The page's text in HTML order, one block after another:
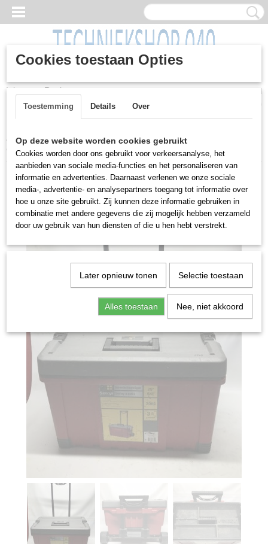
Inloggen Registreren
Home >(Werkplaats) Inrichting >Opbergbakken / Kisten
Gereedschapstrolley, Sencys en Praxis
Cookies toestaan Opties
Toestemming Details Over
Op deze website worden cookies gebruikt
Cookies worden door ons gebruikt voor verkeersanalyse, het
aanbieden van sociale media-functies en het personaliseren van
informatie en advertenties. Daarnaast verlenen we onze sociale
media-, advertentie- en analysepartners toegang tot informatie over
hoe u onze site gebruikt. Zij kunnen deze informatie gebruiken in
combinatie met andere gegevens die zij mogelijk hebben verzameld
door uw gebruik van hun diensten of die u hen hebt verstrekt.
Later opnieuw tonen Selectie toestaan
Alles toestaan Nee, niet akkoord